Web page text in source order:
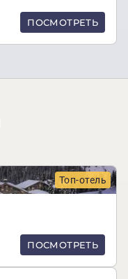
ПОСМОТРЕТЬ
Топ-отель
ПОСМОТРЕТЬ